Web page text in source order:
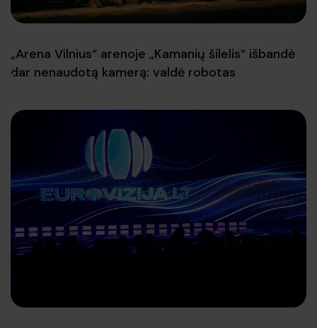
„Arena Vilnius“ arenoje „Kamanių šilelis“ išbandė
dar nenaudotą kamerą: valdė robotas